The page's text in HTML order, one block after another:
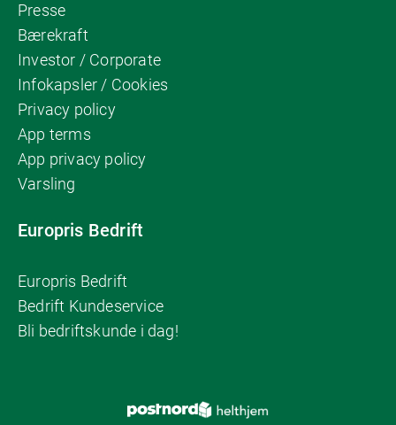
Presse
Bærekraft
Investor / Corporate
Infokapsler / Cookies
Privacy policy
App terms
App privacy policy
Varsling
Europris Bedrift
Europris Bedrift
Bedrift Kundeservice
Bli bedriftskunde i dag!